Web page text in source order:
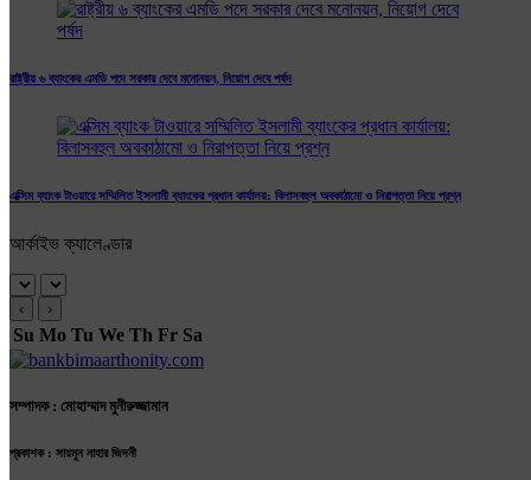
রাষ্ট্রীয় ৬ ব্যাংকের এমডি পদে সরকার দেবে মনোনয়ন, নিয়োগ দেবে পর্ষদ
এক্সিম ব্যাংক টাওয়ারে সম্মিলিত ইসলামী ব্যাংকের প্রধান কার্যালয়: বিলাসবহুল অবকাঠামো ও নিরাপত্তা নিয়ে প্রশ্ন
আর্কাইভ ক্যালেণ্ডার
‹ ›
Su Mo Tu We Th Fr Sa
সম্পাদক : মোহাম্মাদ মুনীরুজ্জামান
প্রকাশক : সায়মুন নাহার জিদনী